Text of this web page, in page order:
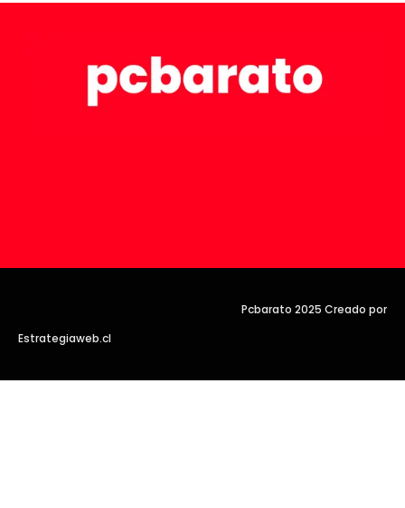
Pcbarato 2025 Creado por
Estrategiaweb.cl